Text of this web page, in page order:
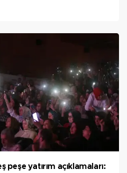
peşe yatırım açıklamaları: